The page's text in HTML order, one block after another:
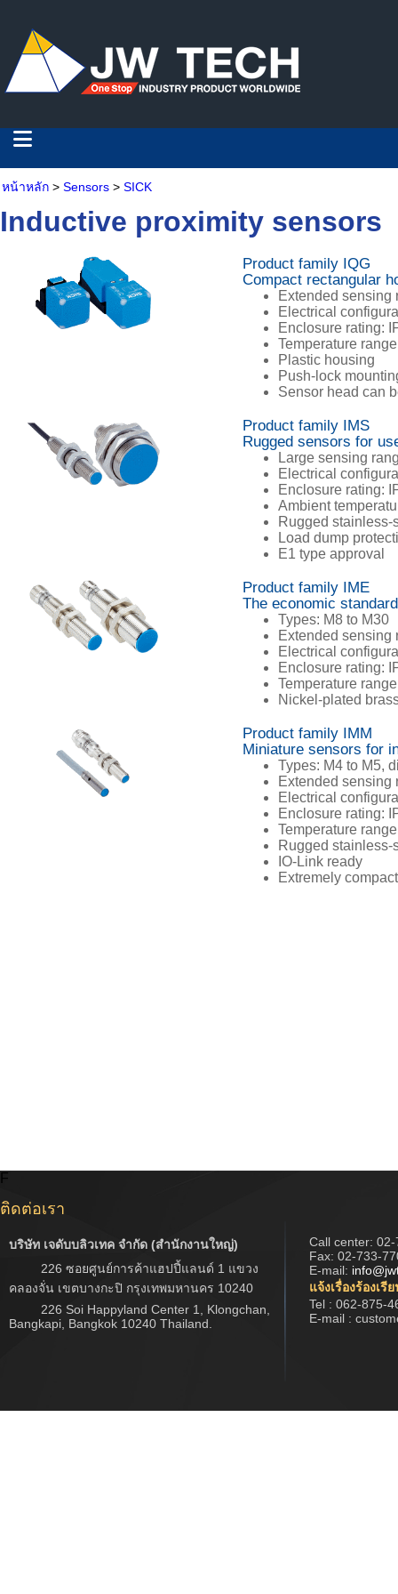
หน้าหลัก > Sensors > SICK
Inductive proximity sensors
Product family IQG
Compact rectangular
Extended sensing
Electrical
Enclosure rating:
Temperature
Plastic housing
Push-lock
Sensor head can
Product family IMS
Rugged sensors for
Large sensing
Electrical
Enclosure rating:
Ambient
Rugged
Load dump
E1 type approval
Product family IME
The economic
Types: M8 to M30
Extended sensing
Electrical
Enclosure rating:
Temperature
Nickel-plated
Product family IMM
Miniature sensors for
Types: M4 to M5,
Extended sensing
Electrical
Enclosure rating:
Temperature
Rugged
IO-Link ready
Extremely
F
ติดต่อเรา
บริษัท เจดับบลิวเทค จำกัด (สำนักงานใหญ่)
226 ซอยศูนย์การค้าแฮปปี้แลนด์ 1 แขวง
คลองจั่น เขตบางกะปิ กรุงเทพมหานคร 10240
226 Soi Happyland Center 1, Klongchan,
Bangkapi, Bangkok 10240 Thailand.
Call center: 02-
Fax: 02-733-
E-mail:
แจ้งเรื่องร้องเรี
Tel : 062-875-
E-mail :